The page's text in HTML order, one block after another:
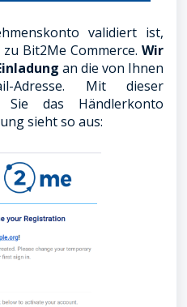
validiert ist,
Bit2Me Commerce. Wir
an die von Ihnen
Adresse. Mit dieser
Sie das Händlerkonto
sieht so aus: